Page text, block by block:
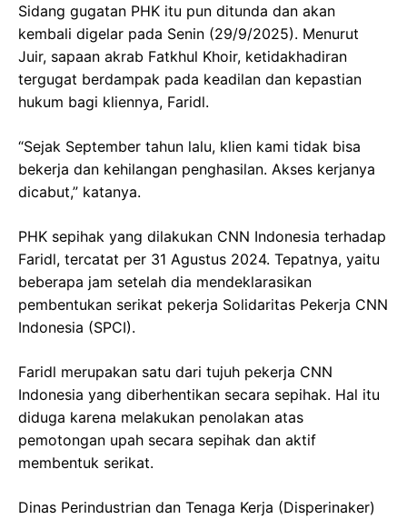
Sidang gugatan PHK itu pun ditunda dan akan
kembali digelar pada Senin (29/9/2025). Menurut
Juir, sapaan akrab Fatkhul Khoir, ketidakhadiran
tergugat berdampak pada keadilan dan kepastian
hukum bagi kliennya, Faridl.
“Sejak September tahun lalu, klien kami tidak bisa
bekerja dan kehilangan penghasilan. Akses kerjanya
dicabut,” katanya.
PHK sepihak yang dilakukan CNN Indonesia terhadap
Faridl, tercatat per 31 Agustus 2024. Tepatnya, yaitu
beberapa jam setelah dia mendeklarasikan
pembentukan serikat pekerja Solidaritas Pekerja CNN
Indonesia (SPCI).
Faridl merupakan satu dari tujuh pekerja CNN
Indonesia yang diberhentikan secara sepihak. Hal itu
diduga karena melakukan penolakan atas
pemotongan upah secara sepihak dan aktif
membentuk serikat.
Dinas Perindustrian dan Tenaga Kerja (Disperinaker)